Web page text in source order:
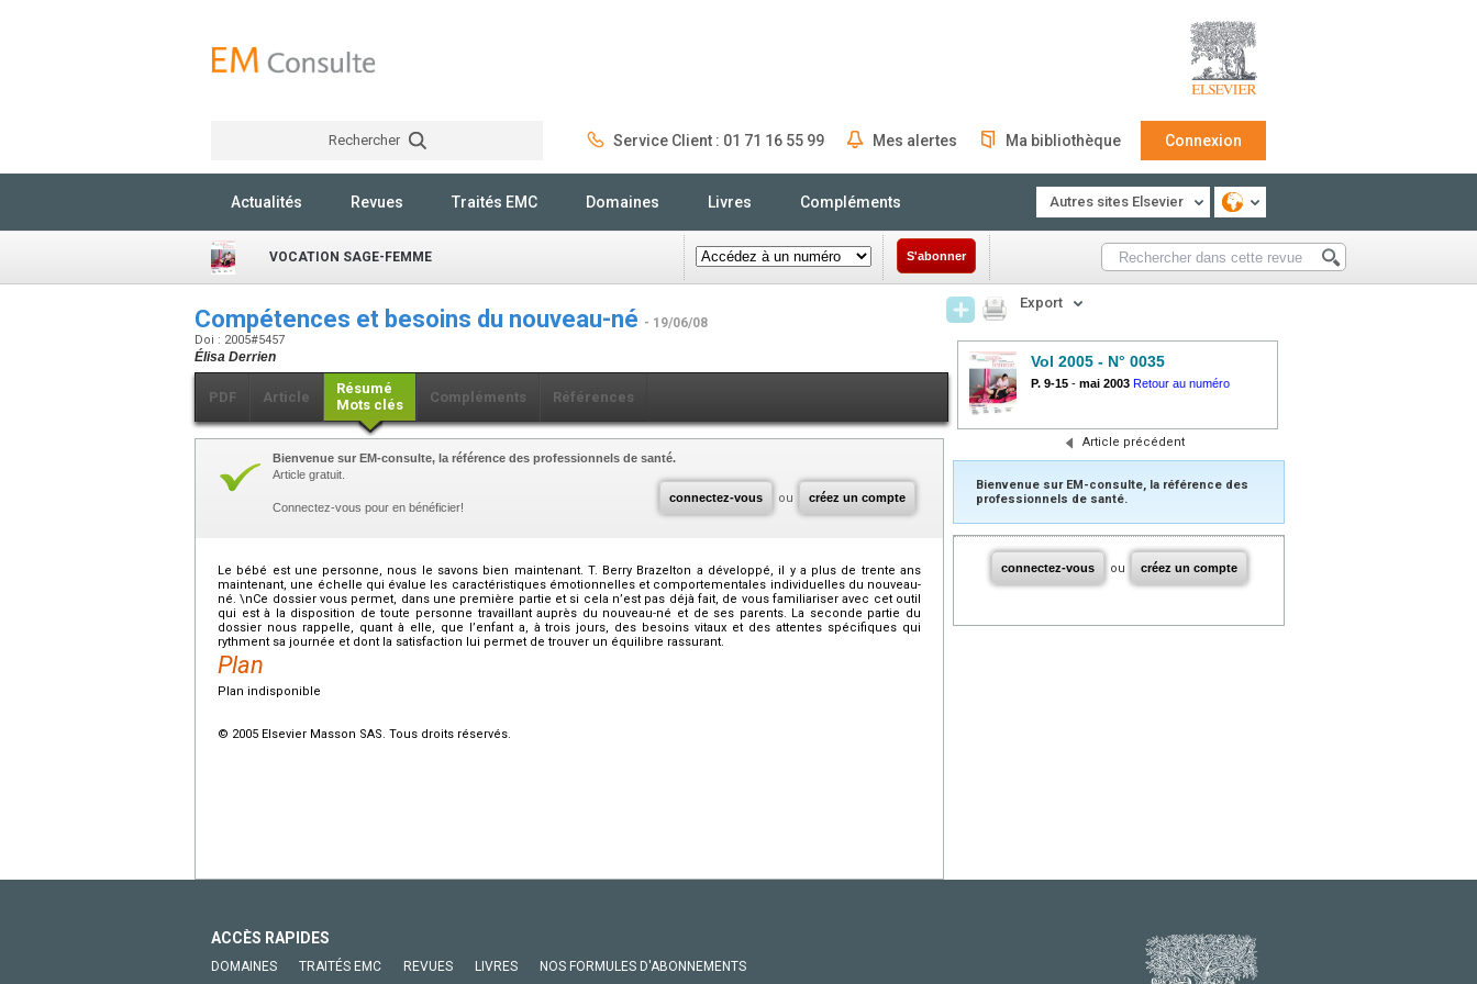
Rechercher Service Client : 01 71 16 55 99 Mes alertes Ma bibliothèque Connexion
Actualités Revues Traités EMC Domaines Livres Compléments Autres sites Elsevier
VOCATION SAGE-FEMME S'abonner
Compétences et besoins du nouveau-né - 19/06/08
Doi : 2005#5457
Élisa Derrien
PDF Article
Résumé
Mots clés
Compléments Références
connectez-vous ou créez un compte
Bienvenue sur EM-consulte, la référence des professionnels de santé.
Article gratuit.
Connectez-vous pour en bénéficier!
Le bébé est une personne, nous le savons bien maintenant. T. Berry Brazelton a développé, il y a plus de trente ans
maintenant, une échelle qui évalue les caractéristiques émotionnelles et comportementales individuelles du nouveau-
né. \nCe dossier vous permet, dans une première partie et si cela n’est pas déjà fait, de vous familiariser avec cet outil
qui est à la disposition de toute personne travaillant auprès du nouveau-né et de ses parents. La seconde partie du
dossier nous rappelle, quant à elle, que l’enfant a, à trois jours, des besoins vitaux et des attentes spécifiques qui
rythment sa journée et dont la satisfaction lui permet de trouver un équilibre rassurant.
Plan
Plan indisponible
© 2005 Elsevier Masson SAS. Tous droits réservés.
Export
Vol 2005 - N° 0035
P. 9-15 - mai 2003 Retour au numéro
Article précédent
Bienvenue sur EM-consulte, la référence des
professionnels de santé.
connectez-vous ou créez un compte
ACCÈS RAPIDES
DOMAINES TRAITÉS EMC REVUES LIVRES NOS FORMULES D'ABONNEMENTS